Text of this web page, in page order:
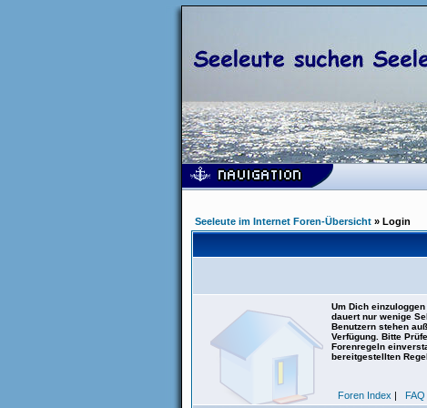
Seeleute im Internet Foren-Übersicht » Login
Um Dich
dauert nur wenige
Benutzern stehen
Verfügung. Bitte
Forenregeln
bereitgestellten
Foren Index |